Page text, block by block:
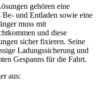
gehören eine
und Entladen sowie eine
muss mit
und diese
sicher fixieren. Seine
Ladungssicherung und
Gespanns für die Fahrt.
aus: